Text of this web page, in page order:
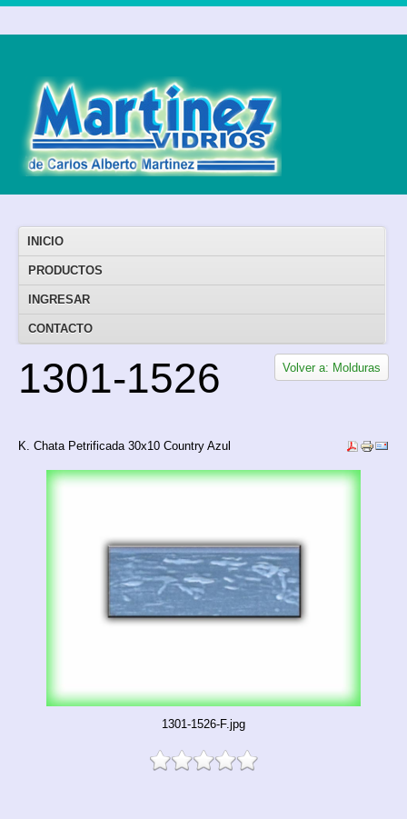
INICIO
PRODUCTOS
INGRESAR
CONTACTO
Volver a: Molduras
1301-1526
K. Chata Petrificada 30x10 Country Azul
1301-1526-F.jpg